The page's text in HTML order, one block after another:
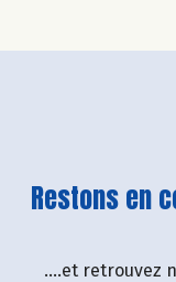
Restons en
....et retrouvez